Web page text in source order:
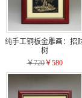
纯手工铜板金雕画：招
树
￥720￥580